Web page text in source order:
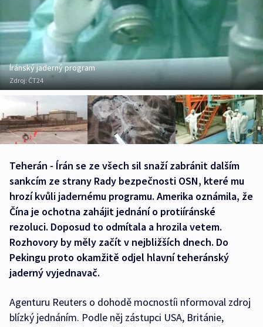
Íránský jaderný program
Zdroj:ČT24
Teherán - Írán se ze všech sil snaží zabránit dalším
sankcím ze strany Rady bezpečnosti OSN, které mu
hrozí kvůli jadernému programu. Amerika oznámila, že
Čína je ochotna zahájit jednání o protiíránské
rezoluci. Doposud to odmítala a hrozila vetem.
Rozhovory by měly začít v nejbližších dnech. Do
Pekingu proto okamžitě odjel hlavní teheránský
jaderný vyjednavač.
Agenturu Reuters o dohodě mocnostíi nformoval zdroj
blízký jednáním. Podle něj zástupci USA, Británie,